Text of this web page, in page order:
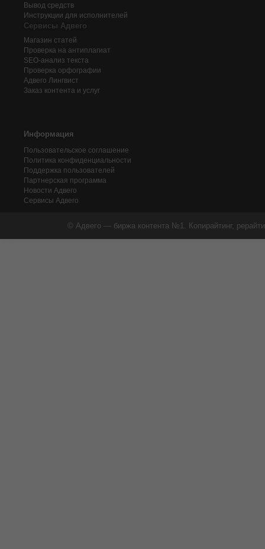
Вывод средств
Инструкции для исполнителей
Сервисы Адвего
Магазин статей
Проверка на антиплагиат
SEO-анализ текста
Проверка орфографии
Адвего Лингвист
Заказ контента и услуг
Информация
Пользовательское соглашение
Политика конфиденциальности
Поддержка пользователей
Партнерская программа
Новости Адвего
Сервисы Адвего
© Адвего — биржа контента №1. Копирайтинг,